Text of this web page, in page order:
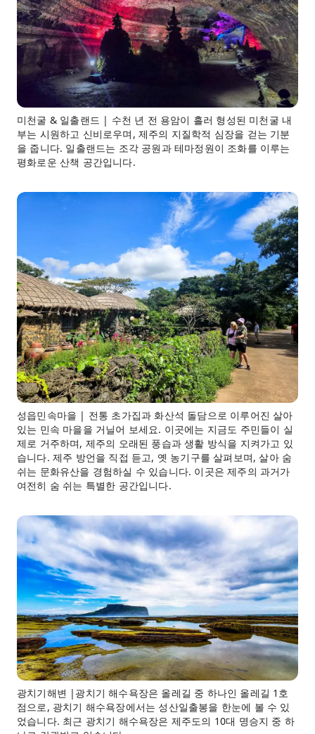
미천굴 & 일출랜드 | 수천 년 전 용암이 흘러 형성된 미천굴 내
부는 시원하고 신비로우며, 제주의 지질학적 심장을 걷는 기분
을 줍니다. 일출랜드는 조각 공원과 테마정원이 조화를 이루는
평화로운 산책 공간입니다.
성읍민속마을 | 전통 초가집과 화산석 돌담으로 이루어진 살아
있는 민속 마을을 거닐어 보세요. 이곳에는 지금도 주민들이 실
제로 거주하며, 제주의 오래된 풍습과 생활 방식을 지켜가고 있
습니다. 제주 방언을 직접 듣고, 옛 농기구를 살펴보며, 살아 숨
쉬는 문화유산을 경험하실 수 있습니다. 이곳은 제주의 과거가
여전히 숨 쉬는 특별한 공간입니다.
광치기해변 |광치기 해수욕장은 올레길 중 하나인 올레길 1호
점으로, 광치기 해수욕장에서는 성산일출봉을 한눈에 볼 수 있
었습니다. 최근 광치기 해수욕장은 제주도의 10대 명승지 중 하